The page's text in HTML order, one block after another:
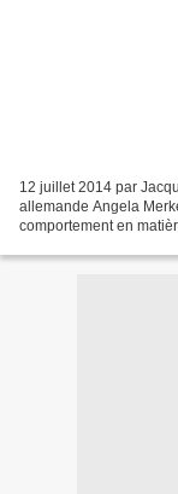
12 juillet 2014 par
allemande Angela
comportement en